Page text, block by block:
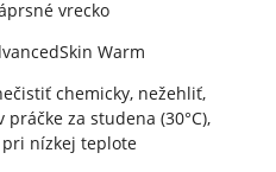
vrecko
Warm
chemicky, nežehliť,
za studena (30°C),
nízkej teplote